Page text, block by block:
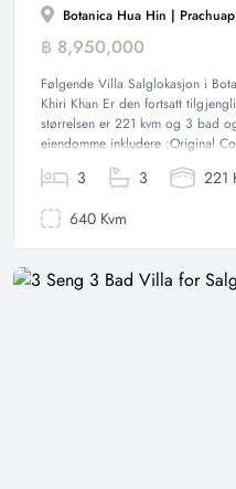
Botanica Hua Hin |
฿ 8,950,000
Følgende Villa Salglokasjon i
Khiri Khan Er den fortsatt
størrelsen er 221 kvm og 3 bad
eiendomme inkludere :Original
3 3
221
640 Kvm